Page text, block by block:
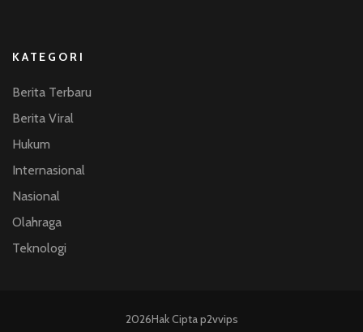
KATEGORI
Berita Terbaru
Berita Viral
Hukum
Internasional
Nasional
Olahraga
Teknologi
2026Hak Ciptap2vvips